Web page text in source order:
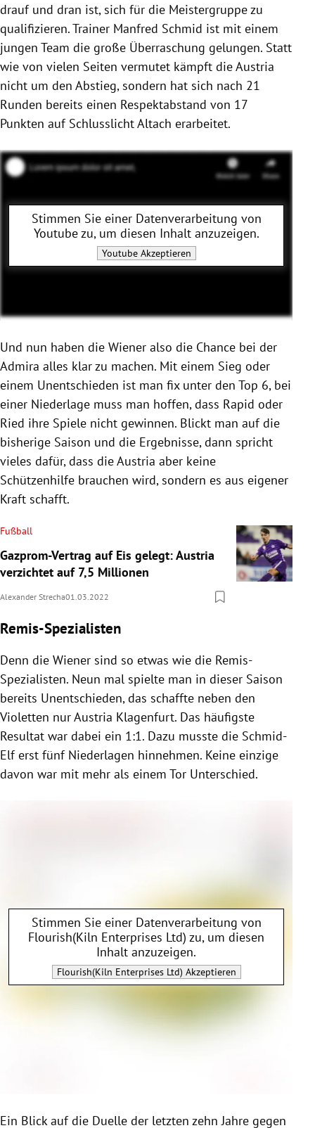
drauf und dran ist, sich für die Meistergruppe zu
qualifizieren. Trainer Manfred Schmid ist mit einem
jungen Team die große Überraschung gelungen. Statt
wie von vielen Seiten vermutet kämpft die Austria
nicht um den Abstieg, sondern hat sich nach 21
Runden bereits einen Respektabstand von 17
Punkten auf Schlusslicht Altach erarbeitet.
Stimmen Sie einer Datenverarbeitung von
Youtubezu, um diesen Inhalt anzuzeigen.
YoutubeAkzeptieren
Und nun haben die Wiener also die Chance bei der
Admira alles klar zu machen. Mit einem Sieg oder
einem Unentschieden ist man fix unter den Top 6, bei
einer Niederlage muss man hoffen, dass Rapid oder
Ried ihre Spiele nicht gewinnen. Blickt man auf die
bisherige Saison und die Ergebnisse, dann spricht
vieles dafür, dass die Austria aber keine
Schützenhilfe brauchen wird, sondern es aus eigener
Kraft schafft.
Fußball
Gazprom-Vertrag auf Eis gelegt: Austria
verzichtet auf 7,5 Millionen
Alexander Strecha01.03.2022
Remis-Spezialisten
Denn die Wiener sind so etwas wie die Remis-
Spezialisten. Neun mal spielte man in dieser Saison
bereits Unentschieden, das schaffte neben den
Violetten nur Austria Klagenfurt. Das häufigste
Resultat war dabei ein 1:1. Dazu musste die Schmid-
Elf erst fünf Niederlagen hinnehmen. Keine einzige
davon war mit mehr als einem Tor Unterschied.
Stimmen Sie einer Datenverarbeitung von
Flourish(Kiln Enterprises Ltd) zu, um diesen
Inhalt anzuzeigen.
Flourish(Kiln Enterprises Ltd) Akzeptieren
Ein Blick auf die Duelle der letzten zehn Jahre gegen